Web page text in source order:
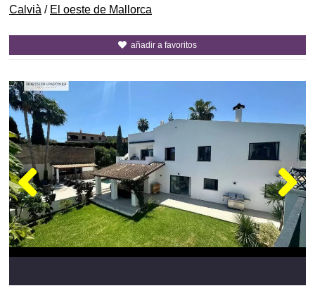
Calvià / El oeste de Mallorca
añadir a favoritos